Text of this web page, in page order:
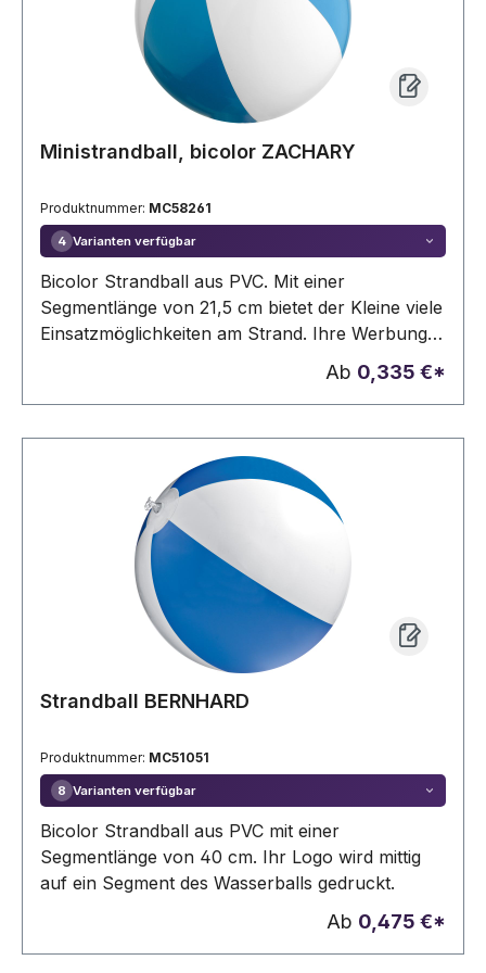
Ministrandball, bicolor ZACHARY
Produktnummer: MC58261
4 Varianten verfügbar
Bicolor Strandball aus PVC. Mit einer
Segmentlänge von 21,5 cm bietet der Kleine viele
Einsatzmöglichkeiten am Strand. Ihre Werbung
drucken wir auf ein Segment des Wasserballs.
Ab 0,335 €*
Strandball BERNHARD
Produktnummer: MC51051
8 Varianten verfügbar
Bicolor Strandball aus PVC mit einer
Segmentlänge von 40 cm. Ihr Logo wird mittig
auf ein Segment des Wasserballs gedruckt.
Ab 0,475 €*